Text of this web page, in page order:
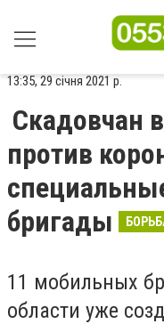
13:35, 29 січня 2021 р.
Скадовчан
против
бригады
11 мобильных
области уже